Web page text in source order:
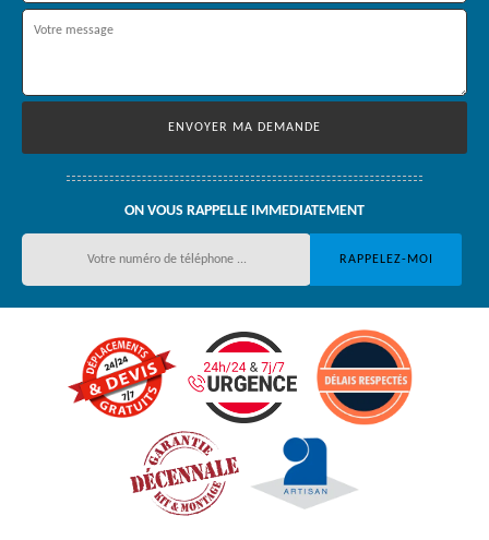
ON VOUS RAPPELLE IMMEDIATEMENT